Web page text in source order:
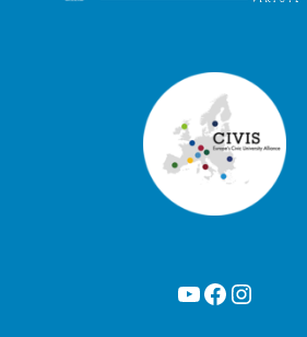
YouTube Facebook Instagram